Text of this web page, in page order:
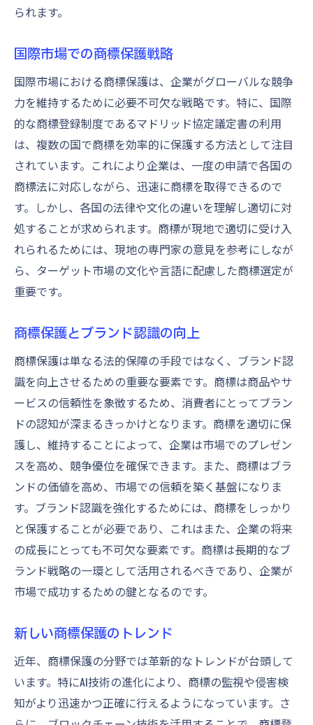
られます。
国際市場での商標保護戦略
国際市場における商標保護は、企業がグローバルな競争
力を維持するために必要不可欠な戦略です。特に、国際
的な商標登録制度であるマドリッド協定議定書の利用
は、複数の国で商標を効率的に保護する方法として注目
されています。これにより企業は、一度の申請で各国の
商標法に対応しながら、迅速に商標を取得できるので
す。しかし、各国の法律や文化の違いを理解し適切に対
処することが求められます。商標が現地で適切に受け入
れられるためには、現地の専門家の意見を参考にしなが
ら、ターゲット市場の文化や言語に配慮した商標選定が
重要です。
商標保護とブランド認識の向上
商標保護は単なる法的保障の手段ではなく、ブランド認
識を向上させるための重要な要素です。商標は商品やサ
ービスの信頼性を象徴するため、消費者にとってブラン
ドの認知が深まるきっかけとなります。商標を適切に保
護し、維持することによって、企業は市場でのプレゼン
スを高め、競争優位を確保できます。また、商標はブラ
ンドの価値を高め、市場での信頼を築く基盤になりま
す。ブランド認識を強化するためには、商標をしっかり
と保護することが必要であり、これはまた、企業の将来
の成長にとっても不可欠な要素です。商標は長期的なブ
ランド戦略の一環として活用されるべきであり、企業が
市場で成功するための鍵となるのです。
新しい商標保護のトレンド
近年、商標保護の分野では革新的なトレンドが台頭して
います。特にAI技術の進化により、商標の監視や侵害検
知がより迅速かつ正確に行えるようになっています。さ